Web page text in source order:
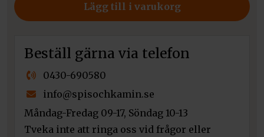
Lägg till i varukorg
Beställ gärna via telefon
0430-690580
info@spisochkamin.se
Måndag-Fredag 09-17, Söndag 10-13
Tveka inte att ringa oss vid frågor eller